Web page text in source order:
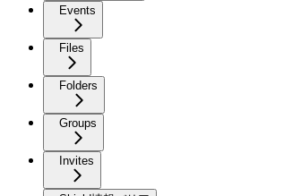
Events
Files
Folders
Groups
Invites